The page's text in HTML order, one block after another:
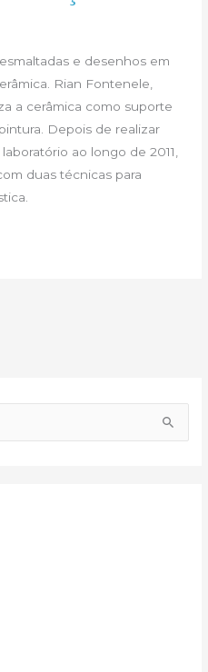
e desenhos em
Rian Fontenele,
a cerâmica como suporte
Depois de realizar
ao longo de 2011,
duas técnicas para